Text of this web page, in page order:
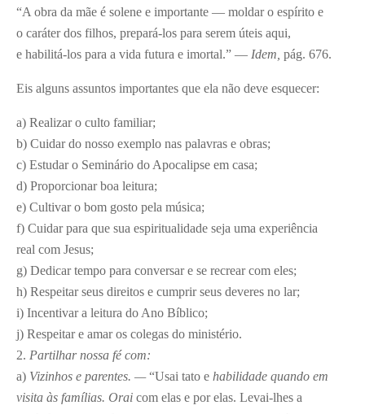
“A obra da mãe é solene e importante — moldar o espírito e
o caráter dos filhos, prepará-los para serem úteis aqui,
e habilitá-los para a vida futura e imortal.” — Idem, pág. 676.
Eis alguns assuntos importantes que ela não deve esquecer:
a) Realizar o culto familiar;
b) Cuidar do nosso exemplo nas palavras e obras;
c) Estudar o Seminário do Apocalipse em casa;
d) Proporcionar boa leitura;
e) Cultivar o bom gosto pela música;
f) Cuidar para que sua espiritualidade seja uma experiência
real com Jesus;
g) Dedicar tempo para conversar e se recrear com eles;
h) Respeitar seus direitos e cumprir seus deveres no lar;
i) Incentivar a leitura do Ano Bíblico;
j) Respeitar e amar os colegas do ministério.
2. Partilhar nossa fé com:
a) Vizinhos e parentes. —“Usai tato e habilidade quando em
visita às famílias. Orai com elas e por elas. Levai-lhes a